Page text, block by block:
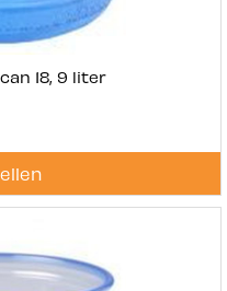
18, 9 liter